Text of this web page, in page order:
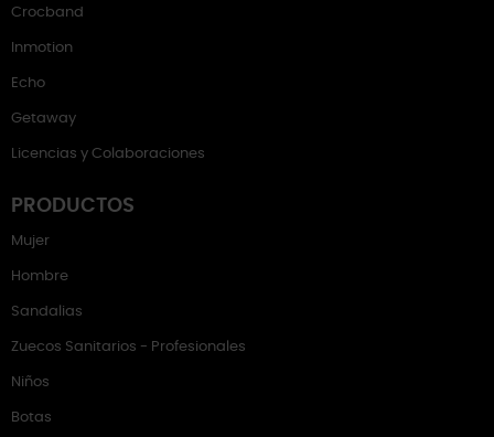
Crocband
Inmotion
Echo
Getaway
Licencias y Colaboraciones
PRODUCTOS
Mujer
Hombre
Sandalias
Zuecos Sanitarios - Profesionales
Niños
Botas